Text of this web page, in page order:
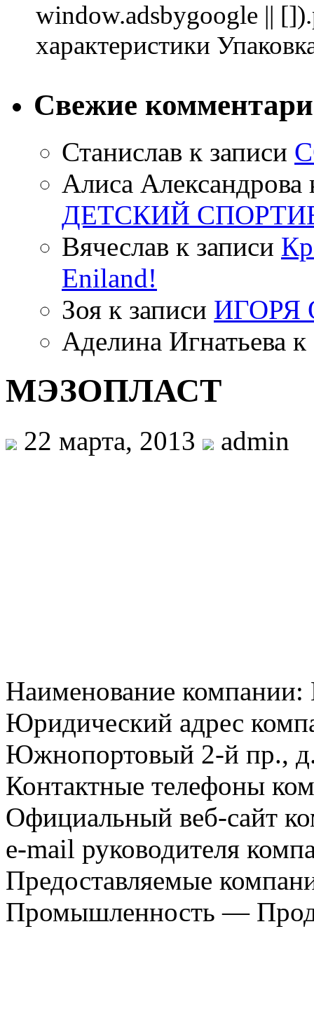
window.adsbygoogle ||
характеристики
Свежие
Станислав к записи
Алиса Александрова
ДЕТСКИЙ
Вячеслав к записи
Eniland!
Зоя к записи ИГОРЯ
Аделина Игнатьева к
МЭЗОПЛАСТ
22 марта, 2013 admin
Наименование
Юридический адрес
Южнопортовый 2-й пр.,
Контактные телефоны
Официальный веб-сайт
e-mail руководителя
Предоставляемые
Промышленность —